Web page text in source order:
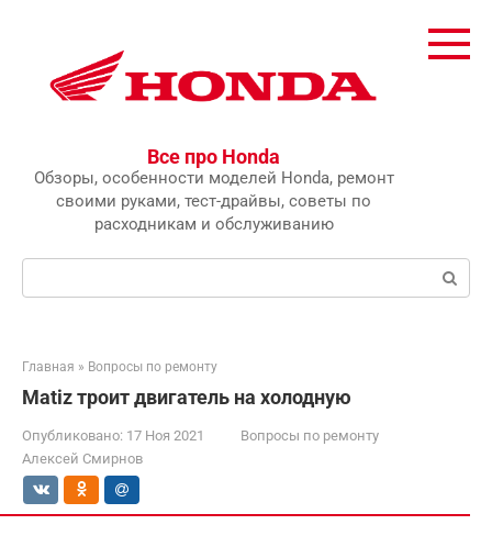
Все про Honda
Обзоры, особенности моделей Honda, ремонт
своими руками, тест-драйвы, советы по
расходникам и обслуживанию
Главная » Вопросы по ремонту
Matiz троит двигатель на холодную
Опубликовано: 17 Ноя 2021
Вопросы по ремонту
Алексей Смирнов